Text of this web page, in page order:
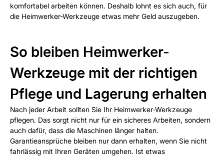
komfortabel arbeiten können. Deshalb lohnt es sich auch, für
die Heimwerker-Werkzeuge etwas mehr Geld auszugeben.
So bleiben Heimwerker-
Werkzeuge mit der richtigen
Pflege und Lagerung erhalten
Nach jeder Arbeit sollten Sie Ihr Heimwerker-Werkzeuge
pflegen. Das sorgt nicht nur für ein sicheres Arbeiten, sondern
auch dafür, dass die Maschinen länger halten.
Garantieansprüche bleiben nur dann erhalten, wenn Sie nicht
fahrlässig mit Ihren Geräten umgehen. Ist etwas